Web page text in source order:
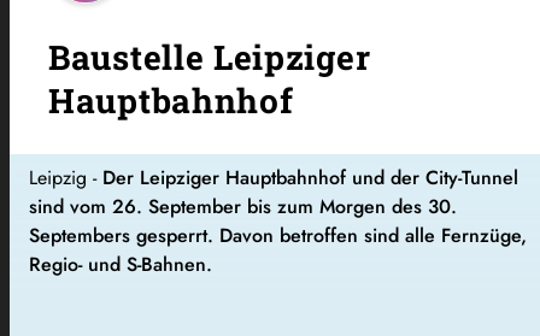
Baustelle Leipziger
Hauptbahnhof
Leipzig - Der Leipziger Hauptbahnhof und der City-Tunnel
sind vom 26. September bis zum Morgen des 30.
Septembers gesperrt. Davon betroffen sind alle Fernzüge,
Regio- und S-Bahnen.